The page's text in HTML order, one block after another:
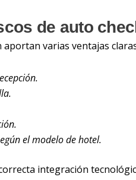
de auto
varias ventajas
el modelo de hotel.
integración